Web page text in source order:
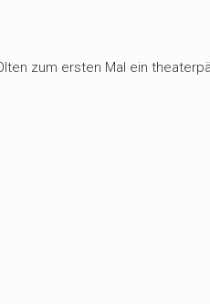
zum ersten Mal ein